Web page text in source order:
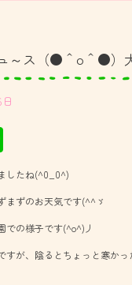
～ス（●＾o＾●）
ne
したね(^0_0^)
まずのお天気です(^^ゞ
での様子です(^o^)丿
すが、陰るとちょっと寒かっ